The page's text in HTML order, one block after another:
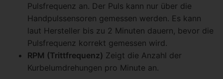
Pulsfrequenz an. Der Puls kann nur über die
Handpulssensoren gemessen werden. Es kann
laut Hersteller bis zu 2 Minuten dauern, bevor die
Pulsfrequenz korrekt gemessen wird.
RPM (Trittfrequenz) Zeigt die Anzahl der
Kurbelumdrehungen pro Minute an.